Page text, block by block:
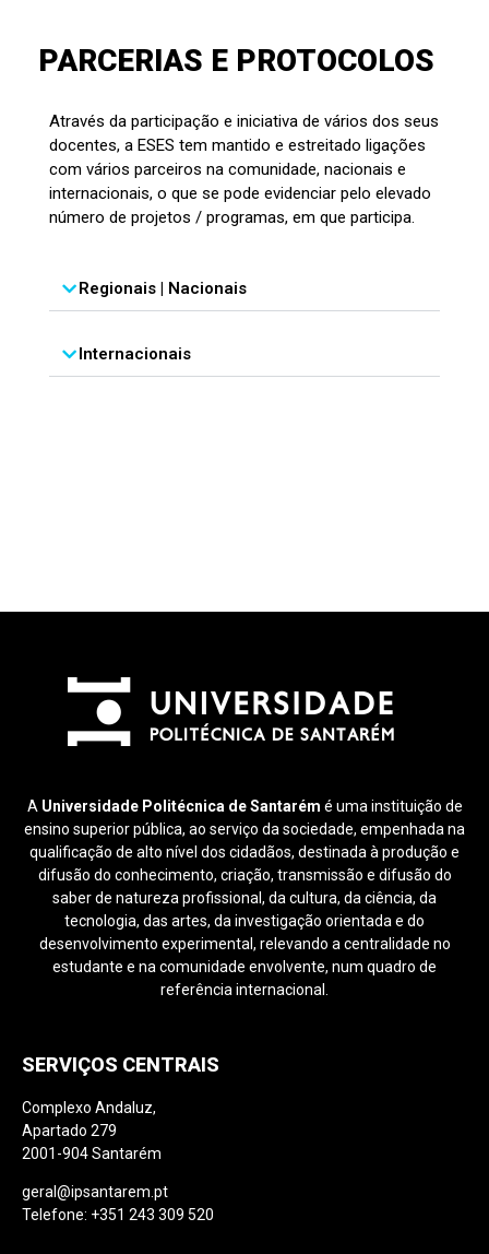
ESCOLA
SUPERIOR DE
EDUCAÇÃODE
SANTARÉM
PARCERIAS E PROTOCOLOS
Através da participação e iniciativa de vários dos seus
docentes, a ESES tem mantido e estreitado ligações
com vários parceiros na comunidade, nacionais e
internacionais, o que se pode evidenciar pelo elevado
número de projetos / programas, em que participa.
Regionais | Nacionais
Internacionais
A Universidade Politécnica de Santarém é uma instituição de
ensino superior pública, ao serviço da sociedade, empenhada na
qualificação de alto nível dos cidadãos, destinada à produção e
difusão do conhecimento, criação, transmissão e difusão do
saber de natureza profissional, da cultura, da ciência, da
tecnologia, das artes, da investigação orientada e do
desenvolvimento experimental, relevando a centralidade no
estudante e na comunidade envolvente, num quadro de
referência internacional.
SERVIÇOS CENTRAIS
Complexo Andaluz,
Apartado 279
2001-904 Santarém
geral@ipsantarem.pt
Telefone: +351 243 309 520